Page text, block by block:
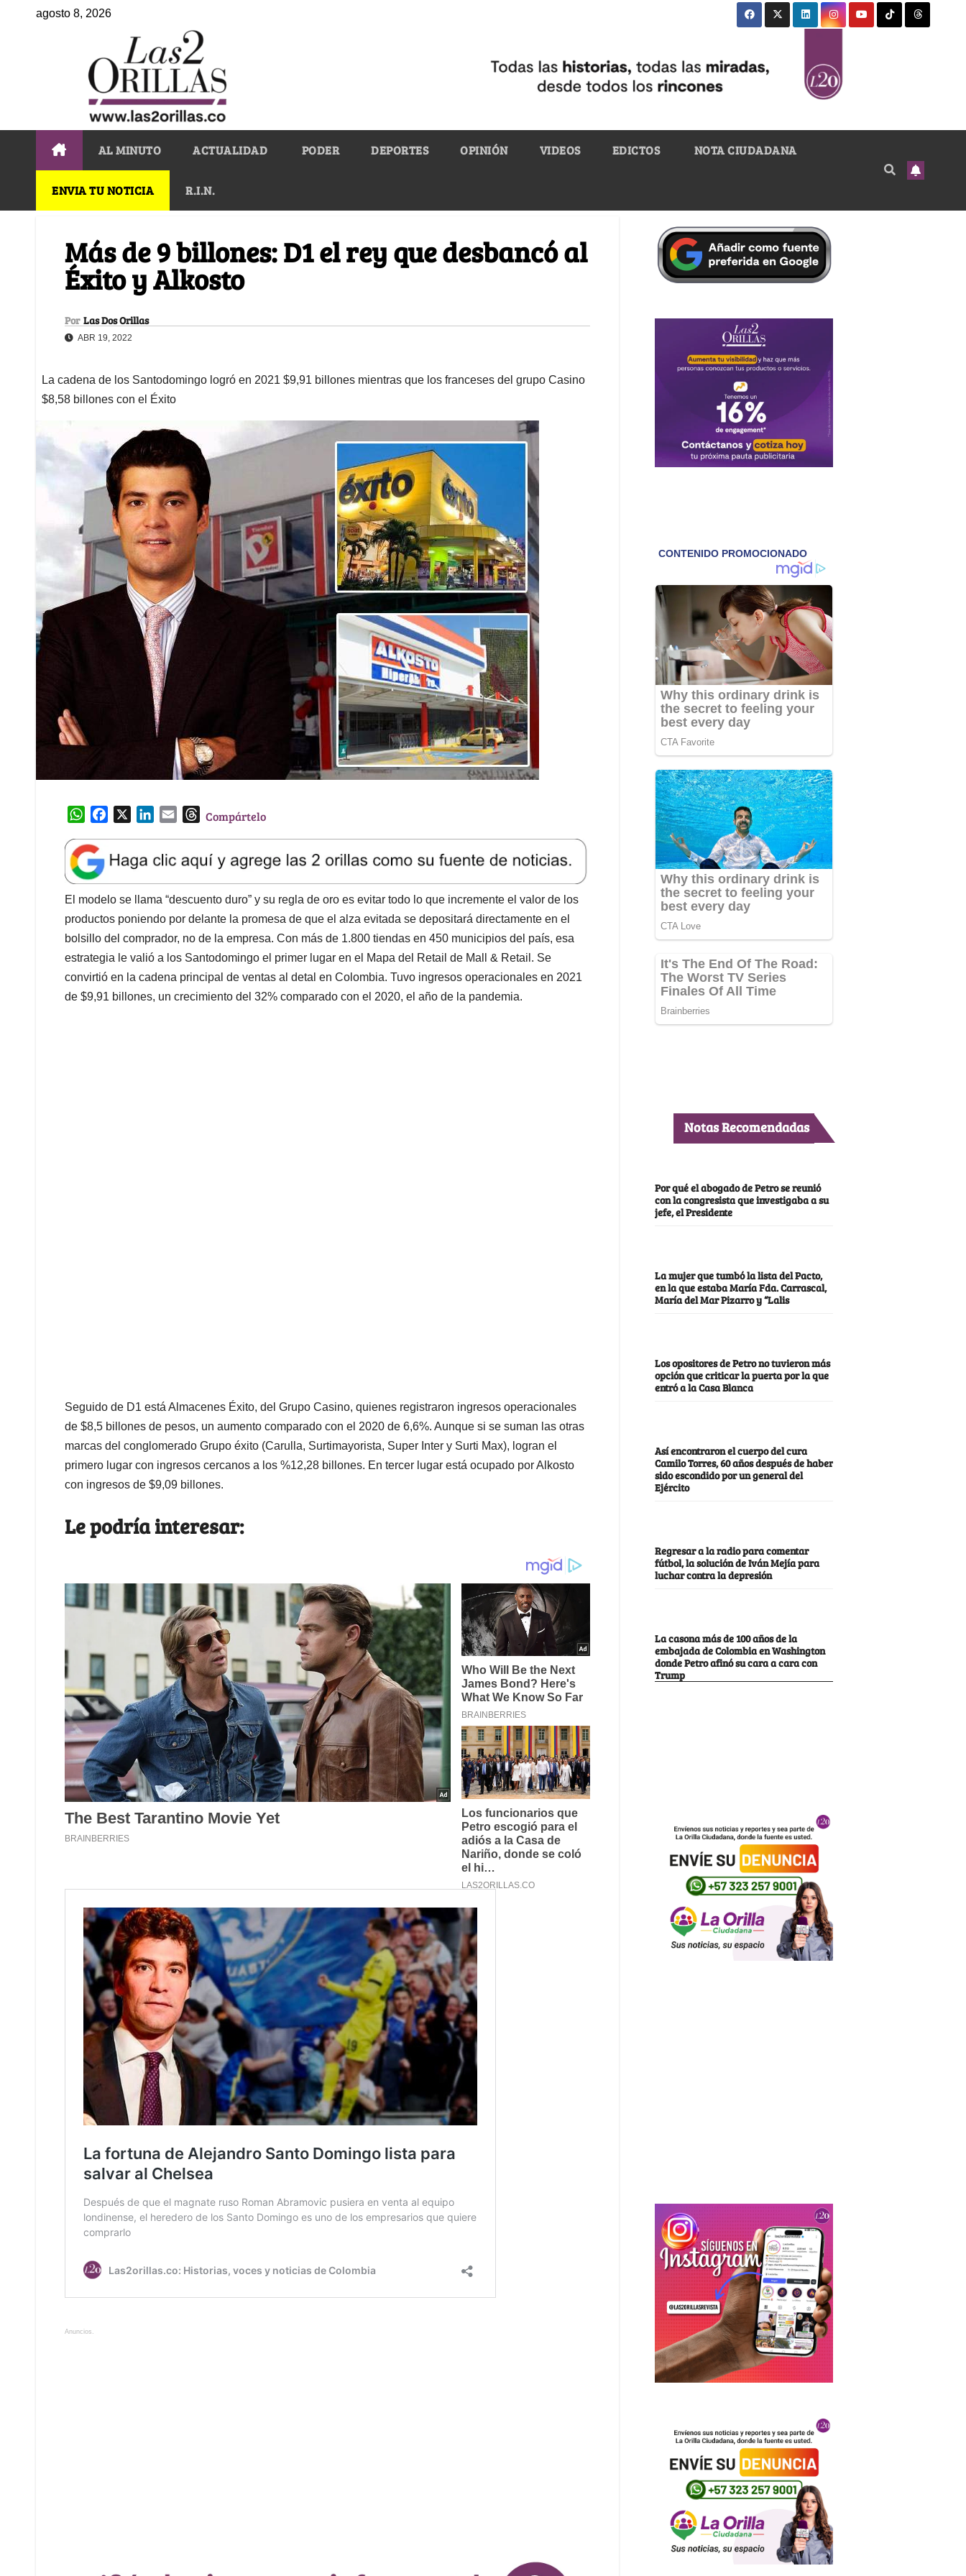
agosto 8, 2026
AL MINUTO ACTUALIDAD PODER DEPORTES OPINIÓN VIDEOS EDICTOS NOTA CIUDADANA
ENVIA TU NOTICIA R.I.N.
Más de 9 billones: D1 el rey que desbancó al
Éxito y Alkosto
Por Las Dos Orillas
ABR 19, 2022
La cadena de los Santodomingo logró en 2021 $9,91 billones mientras que los franceses del grupo Casino
$8,58 billones con el Éxito
W
a
t
s
A
p
p
e
b
o
o
k
k
e
d
I
n
l
T
e
a
d
s
Compártelo
El modelo se llama “descuento duro” y su regla de oro es evitar todo lo que incremente el valor de los
productos poniendo por delante la promesa de que el alza evitada se depositará directamente en el
bolsillo del comprador, no de la empresa. Con más de 1.800 tiendas en 450 municipios del país, esa
estrategia le valió a los Santodomingo el primer lugar en el Mapa del Retail de Mall & Retail. Se
convirtió en la cadena principal de ventas al detal en Colombia. Tuvo ingresos operacionales en 2021
de $9,91 billones, un crecimiento del 32% comparado con el 2020, el año de la pandemia.
Seguido de D1 está Almacenes Éxito, del Grupo Casino, quienes registraron ingresos operacionales
de $8,5 billones de pesos, un aumento comparado con el 2020 de 6,6%. Aunque si se suman las otras
marcas del conglomerado Grupo éxito (Carulla, Surtimayorista, Super Inter y Surti Max), logran el
primero lugar con ingresos cercanos a los %12,28 billones. En tercer lugar está ocupado por Alkosto
con ingresos de $9,09 billones.
Le podría interesar:
Anuncios.
Notas Recomendadas
Por qué el abogado de Petro se reunió
con la congresista que investigaba a su
jefe, el Presidente
La mujer que tumbó la lista del Pacto,
en la que estaba María Fda. Carrascal,
María del Mar Pizarro y “Lalis
Los opositores de Petro no tuvieron más
opción que criticar la puerta por la que
entró a la Casa Blanca
Así encontraron el cuerpo del cura
Camilo Torres, 60 años después de haber
sido escondido por un general del
Ejército
Regresar a la radio para comentar
fútbol, la solución de Iván Mejía para
luchar contra la depresión
La casona más de 100 años de la
embajada de Colombia en Washington
donde Petro afinó su cara a cara con
Trump